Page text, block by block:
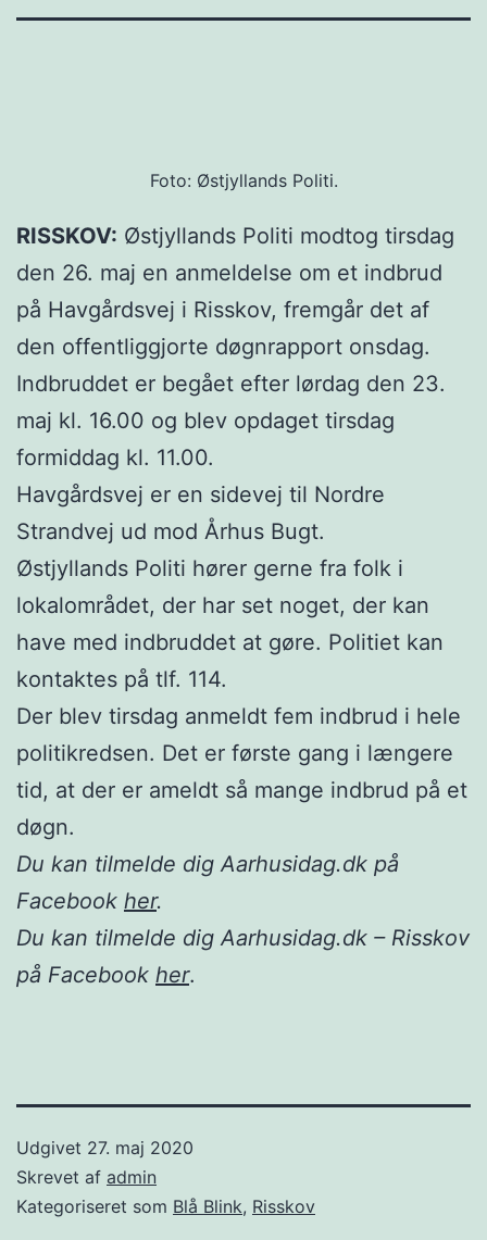
Foto: Østjyllands Politi.
RISSKOV: Østjyllands Politi modtog tirsdag
den 26. maj en anmeldelse om et indbrud
på Havgårdsvej i Risskov, fremgår det af
den offentliggjorte døgnrapport onsdag.
Indbruddet er begået efter lørdag den 23.
maj kl. 16.00 og blev opdaget tirsdag
formiddag kl. 11.00.
Havgårdsvej er en sidevej til Nordre
Strandvej ud mod Århus Bugt.
Østjyllands Politi hører gerne fra folk i
lokalområdet, der har set noget, der kan
have med indbruddet at gøre. Politiet kan
kontaktes på tlf. 114.
Der blev tirsdag anmeldt fem indbrud i hele
politikredsen. Det er første gang i længere
tid, at der er ameldt så mange indbrud på et
døgn.
Du kan tilmelde dig Aarhusidag.dk på
Facebook her.
Du kan tilmelde dig Aarhusidag.dk – Risskov
på Facebook her.
Udgivet 27. maj 2020
Skrevet af admin
Kategoriseret som Blå Blink, Risskov